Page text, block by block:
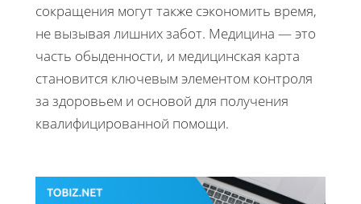
сокращения могут также сэкономить время,
не вызывая лишних забот. Медицина — это
часть обыденности, и медицинская карта
становится ключевым элементом контроля
за здоровьем и основой для получения
квалифицированной помощи.